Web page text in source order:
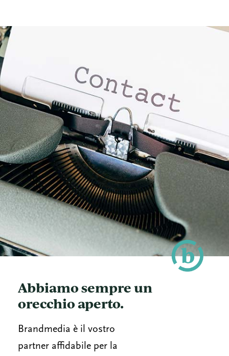
Abbiamo sempre un
orecchio aperto.
Brandmedia è il vostro
partner affidabile per la